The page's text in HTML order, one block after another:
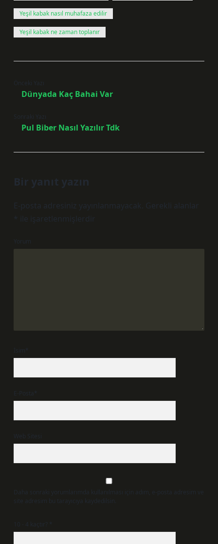
Yeşil kabak nasıl muhafaza edilir
Yeşil kabak ne zaman toplanır
Önceki Yazı
Dünyada Kaç Bahai Var
Sonraki Yazı
Pul Biber Nasıl Yazılır Tdk
Bir yanıt yazın
E-posta adresiniz yayınlanmayacak. Gerekli alanlar
*
ile işaretlenmişlerdir
Yorum
İsim*
E-Posta*
Web Sitesi
Daha sonraki yorumlarımda kullanılması için adım, e-posta adresim ve
site adresim bu tarayıcıya kaydedilsin.
10 - 4 kaçtır? *